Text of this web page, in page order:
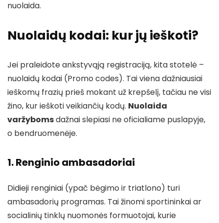
nuolaida.
Nuolaidų kodai: kur jų ieškoti?
Jei praleidote ankstyvąją registraciją, kita stotelė –
nuolaidų kodai (Promo codes). Tai viena dažniausiai
ieškomų frazių prieš mokant už krepšelį, tačiau ne visi
žino, kur ieškoti veikiančių kodų. Nuolaida
varžybomsdažnai slepiasi ne oficialiame puslapyje,
o bendruomenėje.
1. Renginio ambasadoriai
Didieji renginiai (ypač bėgimo ir triatlono) turi
ambasadorių programas. Tai žinomi sportininkai ar
socialinių tinklų nuomonės formuotojai, kurie